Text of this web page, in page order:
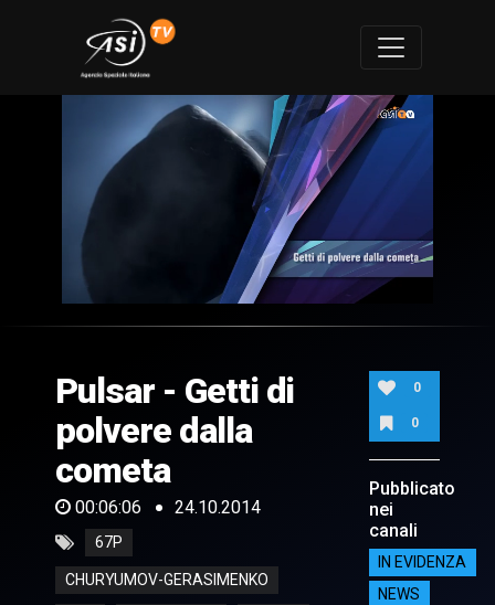
of
6
seconds
Pulsar - Getti di
polvere dalla
cometa
00:06:06 24.10.2014
67P
CHURYUMOV-GERASIMENKO
0
0
Pubblicato
nei
canali
IN EVIDENZA
NEWS